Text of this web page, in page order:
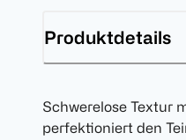
Produktdetails
Schwerelose Textur
perfektioniert den